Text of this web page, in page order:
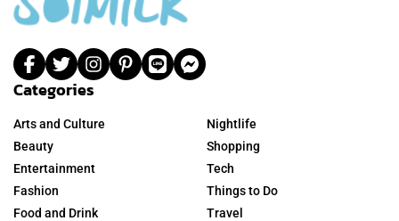
Categories
Arts and Culture
Beauty
Entertainment
Fashion
Food and Drink
Nightlife
Shopping
Tech
Things to Do
Travel